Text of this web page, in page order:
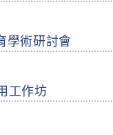
學術研討會
工作坊